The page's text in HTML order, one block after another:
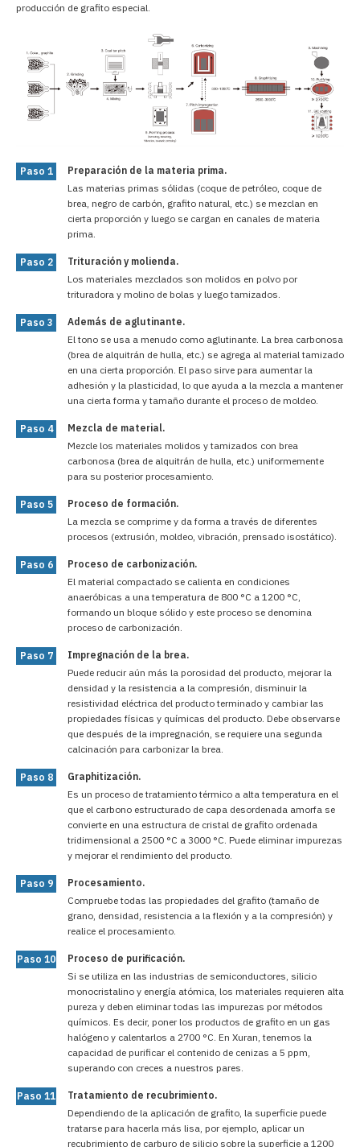
producción de grafito especial.
Paso 1
Preparación de la materia prima.
Las materias primas sólidas (coque de petróleo, coque de
brea, negro de carbón, grafito natural, etc.) se mezclan en
cierta proporción y luego se cargan en canales de materia
prima.
Paso 2
Trituración y molienda.
Los materiales mezclados son molidos en polvo por
trituradora y molino de bolas y luego tamizados.
Paso 3
Además de aglutinante.
El tono se usa a menudo como aglutinante. La brea carbonosa
(brea de alquitrán de hulla, etc.) se agrega al material tamizado
en una cierta proporción. El paso sirve para aumentar la
adhesión y la plasticidad, lo que ayuda a la mezcla a mantener
una cierta forma y tamaño durante el proceso de moldeo.
Paso 4
Mezcla de material.
Mezcle los materiales molidos y tamizados con brea
carbonosa (brea de alquitrán de hulla, etc.) uniformemente
para su posterior procesamiento.
Paso 5
Proceso de formación.
La mezcla se comprime y da forma a través de diferentes
procesos (extrusión, moldeo, vibración, prensado isostático).
Paso 6
Proceso de carbonización.
El material compactado se calienta en condiciones
anaeróbicas a una temperatura de 800 °C a 1200 °C,
formando un bloque sólido y este proceso se denomina
proceso de carbonización.
Paso 7
Impregnación de la brea.
Puede reducir aún más la porosidad del producto, mejorar la
densidad y la resistencia a la compresión, disminuir la
resistividad eléctrica del producto terminado y cambiar las
propiedades físicas y químicas del producto. Debe observarse
que después de la impregnación, se requiere una segunda
calcinación para carbonizar la brea.
Paso 8
Graphitización.
Es un proceso de tratamiento térmico a alta temperatura en el
que el carbono estructurado de capa desordenada amorfa se
convierte en una estructura de cristal de grafito ordenada
tridimensional a 2500 °C a 3000 °C. Puede eliminar impurezas
y mejorar el rendimiento del producto.
Paso 9
Procesamiento.
Compruebe todas las propiedades del grafito (tamaño de
grano, densidad, resistencia a la flexión y a la compresión) y
realice el procesamiento.
Paso 10
Proceso de purificación.
Si se utiliza en las industrias de semiconductores, silicio
monocristalino y energía atómica, los materiales requieren alta
pureza y deben eliminar todas las impurezas por métodos
químicos. Es decir, poner los productos de grafito en un gas
halógeno y calentarlos a 2700 °C. En Xuran, tenemos la
capacidad de purificar el contenido de cenizas a 5 ppm,
superando con creces a nuestros pares.
Paso 11
Tratamiento de recubrimiento.
Dependiendo de la aplicación de grafito, la superficie puede
tratarse para hacerla más lisa, por ejemplo, aplicar un
recubrimiento de carburo de silicio sobre la superficie a 1200